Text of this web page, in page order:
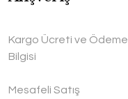
Kargo Ücreti ve Ödeme
Bilgisi
Mesafeli Satış